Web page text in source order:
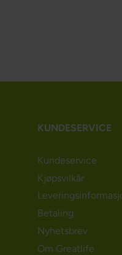
KUNDESERVICE
Kundeservice
Kjøpsvilkår
Betaling
Nyhetsbrev
Om Greatlife